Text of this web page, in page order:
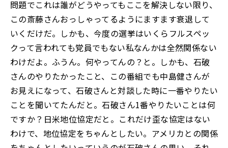
問題でこれは誰がどうやってもここを解決しない限り、
この斎藤さんおっしゃってるようにますます衰退して
いくだけだ。しかも、今度の選挙はいくらフルスペッ
クって言われても党員でもない私なんかは全然関係ない
わけだよ。ふうん。何やってんの？と。しかも、石破
さんのやりたかったこと、この番組でも中島健さんが
お見えになって、石破さんと対談した時に一番やりたい
ことを聞いてたんだと。石破さん1番やりたいことは何
ですか？日米地位協定だと。これだけ歪な協定はない
わけで、地位協定をちゃんとしたい。アメリカとの関係